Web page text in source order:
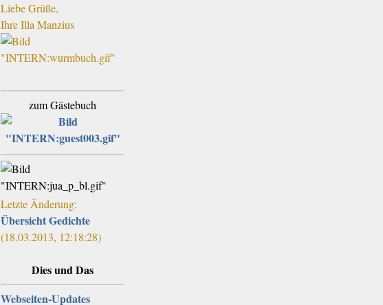
Liebe Grüße,
Ihre Illa Manzius
zum Gästebuch
Letzte Änderung:
Übersicht Gedichte
(18.03.2013, 12:18:28)
Dies und Das
Webseiten-Updates